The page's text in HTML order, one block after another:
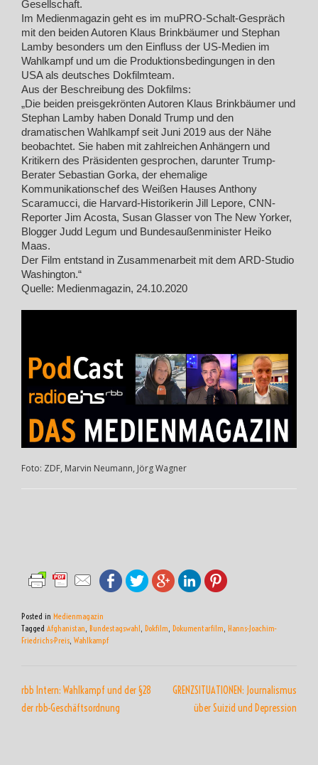
Gesellschaft.
Im Medienmagazin geht es im muPRO-Schalt-Gespräch
mit den beiden Autoren Klaus Brinkbäumer und Stephan
Lamby besonders um den Einfluss der US-Medien im
Wahlkampf und um die Produktionsbedingungen in den
USA als deutsches Dokfilmteam.
Aus der Beschreibung des Dokfilms:
„Die beiden preisgekrönten Autoren Klaus Brinkbäumer und
Stephan Lamby haben Donald Trump und den
dramatischen Wahlkampf seit Juni 2019 aus der Nähe
beobachtet. Sie haben mit zahlreichen Anhängern und
Kritikern des Präsidenten gesprochen, darunter Trump-
Berater Sebastian Gorka, der ehemalige
Kommunikationschef des Weißen Hauses Anthony
Scaramucci, die Harvard-Historikerin Jill Lepore, CNN-
Reporter Jim Acosta, Susan Glasser von The New Yorker,
Blogger Judd Legum und Bundesaußenminister Heiko
Maas.
Der Film entstand in Zusammenarbeit mit dem ARD-Studio
Washington.“
Quelle: Medienmagazin, 24.10.2020
Foto: ZDF, Marvin Neumann, Jörg Wagner
Posted in Medienmagazin
Tagged Afghanistan, Bundestagswahl, Dokfilm, Dokumentarfilm, Hanns-Joachim-
Friedrichs-Preis, Wahlkampf
rbb Intern: Wahlkampf und der §28
der rbb-Geschäftsordnung
GRENZSITUATIONEN: Journalismus
über Suizid und Depression